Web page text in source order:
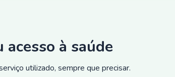
à saúde
utilizado, sempre que precisar.